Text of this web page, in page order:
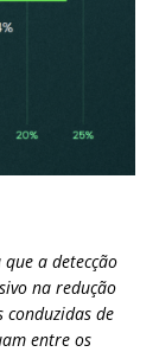
a detecção
na redução
conduzidas de
entre os